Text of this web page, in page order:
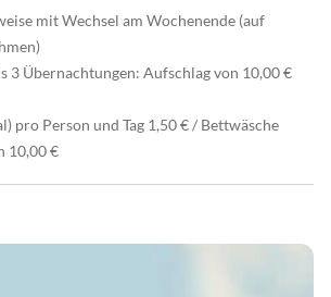
mit Wechsel am Wochenende (auf
3 Übernachtungen: Aufschlag von 10,00 €
pro Person und Tag 1,50 € / Bettwäsche
10,00 €